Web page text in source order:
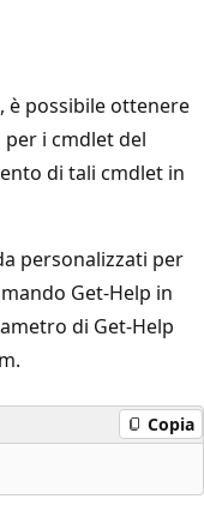
è possibile ottenere
i cmdlet del
di tali cmdlet in
personalizzati per
Get-Help in
di Get-Help
Copia